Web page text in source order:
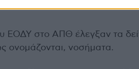
ΕΟΔΥ στο ΑΠΘ έλεγξαν τα
ονομάζονται, νοσήματα.